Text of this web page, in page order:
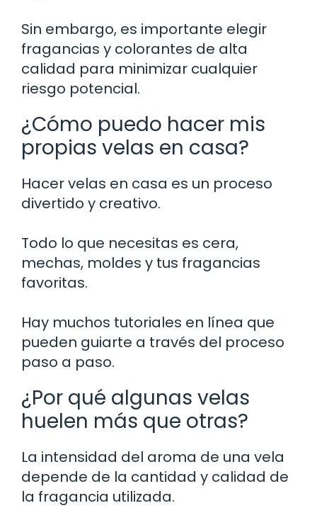
Sin embargo, es importante elegir
fragancias y colorantes de alta
calidad para minimizar cualquier
riesgo potencial.
¿Cómo puedo hacer mis
propias velas en casa?
Hacer velas en casa es un proceso
divertido y creativo.
Todo lo que necesitas es cera,
mechas, moldes y tus fragancias
favoritas.
Hay muchos tutoriales en línea que
pueden guiarte a través del proceso
paso a paso.
¿Por qué algunas velas
huelen más que otras?
La intensidad del aroma de una vela
depende de la cantidad y calidad de
la fragancia utilizada.